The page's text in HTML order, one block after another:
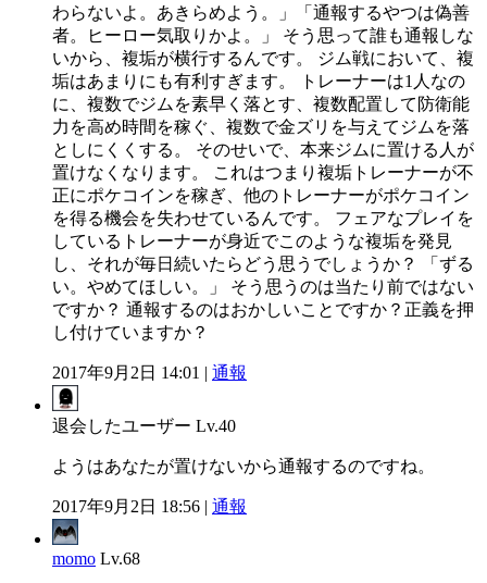
わらないよ。あきらめよう。」「通報するやつは偽善
者。ヒーロー気取りかよ。」 そう思って誰も通報しな
いから、複垢が横行するんです。 ジム戦において、複
垢はあまりにも有利すぎます。 トレーナーは1人なの
に、複数でジムを素早く落とす、複数配置して防衛能
力を高め時間を稼ぐ、複数で金ズリを与えてジムを落
としにくくする。 そのせいで、本来ジムに置ける人が
置けなくなります。 これはつまり複垢トレーナーが不
正にポケコインを稼ぎ、他のトレーナーがポケコイン
を得る機会を失わせているんです。 フェアなプレイを
しているトレーナーが身近でこのような複垢を発見
し、それが毎日続いたらどう思うでしょうか？ 「ずる
い。やめてほしい。」 そう思うのは当たり前ではない
ですか？ 通報するのはおかしいことですか？正義を押
し付けていますか？
2017年9月2日 14:01 | 通報
退会したユーザー Lv.40
ようはあなたが置けないから通報するのですね。
2017年9月2日 18:56 | 通報
momo Lv.68